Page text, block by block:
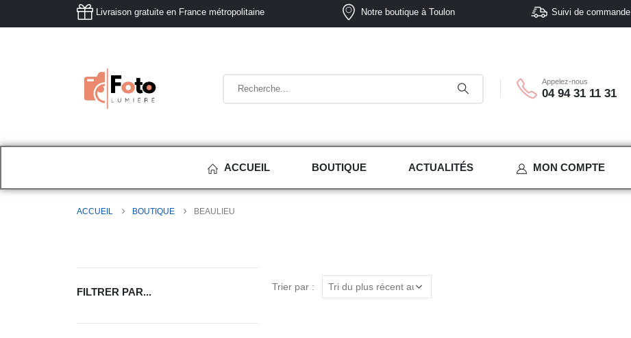
Notre boutique à Toulon
Livraison gratuite en France métropolitaine Suivi de commande
Appelez-nous
04 94 31 11 31
ACCUEIL BOUTIQUE ACTUALITÉS MON COMPTE
ACCUEIL BOUTIQUE BEAULIEU
Trier par :
FILTRER PAR...